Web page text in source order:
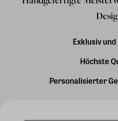
Exklusiv
Höchste
Personalisierter